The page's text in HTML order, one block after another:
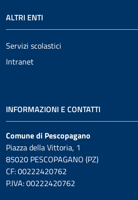
ALTRI ENTI
Servizi scolastici
Intranet
INFORMAZIONI E CONTATTI
Comune di Pescopagano
Piazza della Vittoria, 1
85020 PESCOPAGANO (PZ)
CF: 00222420762
P.IVA: 00222420762